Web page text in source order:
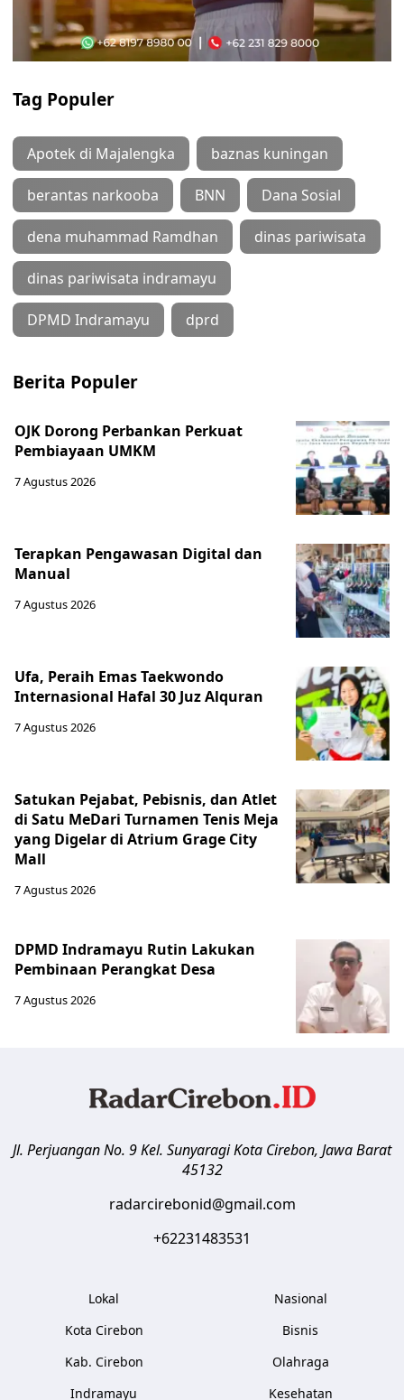
Tag Populer
Apotek di Majalengka baznas kuningan
berantas narkooba BNN Dana Sosial
dena muhammad Ramdhan dinas pariwisata
dinas pariwisata indramayu
DPMD Indramayu dprd
Berita Populer
OJK Dorong Perbankan Perkuat
Pembiayaan UMKM
7 Agustus 2026
Terapkan Pengawasan Digital dan
Manual
7 Agustus 2026
Ufa, Peraih Emas Taekwondo
Internasional Hafal 30 Juz Alquran
7 Agustus 2026
Satukan Pejabat, Pebisnis, dan Atlet
di Satu MeDari Turnamen Tenis Meja
yang Digelar di Atrium Grage City
Mall
7 Agustus 2026
DPMD Indramayu Rutin Lakukan
Pembinaan Perangkat Desa
7 Agustus 2026
Jl. Perjuangan No. 9 Kel. SunyaragiKota Cirebon, Jawa Barat
45132
radarcirebonid@gmail.com
+62231483531
Lokal
Kota Cirebon
Kab. Cirebon
Indramayu
Nasional
Bisnis
Olahraga
Kesehatan